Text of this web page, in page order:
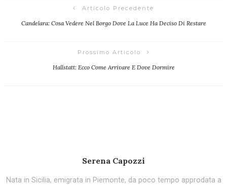
Articolo Precedente
Candelara: Cosa Vedere Nel Borgo Dove La Luce Ha Deciso Di Restare
Prossimo Articolo
Hallstatt: Ecco Come Arrivare E Dove Dormire
Serena Capozzi
Nata in Sicilia, emigrata in Piemonte, da poco tempo approdata a